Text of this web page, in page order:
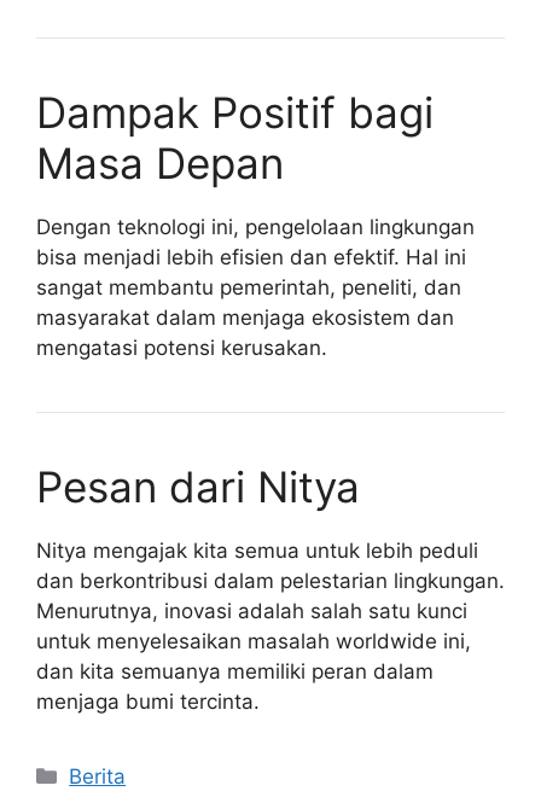
Dampak Positif bagi
Masa Depan
Dengan teknologi ini, pengelolaan lingkungan
bisa menjadi lebih efisien dan efektif. Hal ini
sangat membantu pemerintah, peneliti, dan
masyarakat dalam menjaga ekosistem dan
mengatasi potensi kerusakan.
Pesan dari Nitya
Nitya mengajak kita semua untuk lebih peduli
dan berkontribusi dalam pelestarian lingkungan.
Menurutnya, inovasi adalah salah satu kunci
untuk menyelesaikan masalah worldwide ini,
dan kita semuanya memiliki peran dalam
menjaga bumi tercinta.
Kategori
Berita